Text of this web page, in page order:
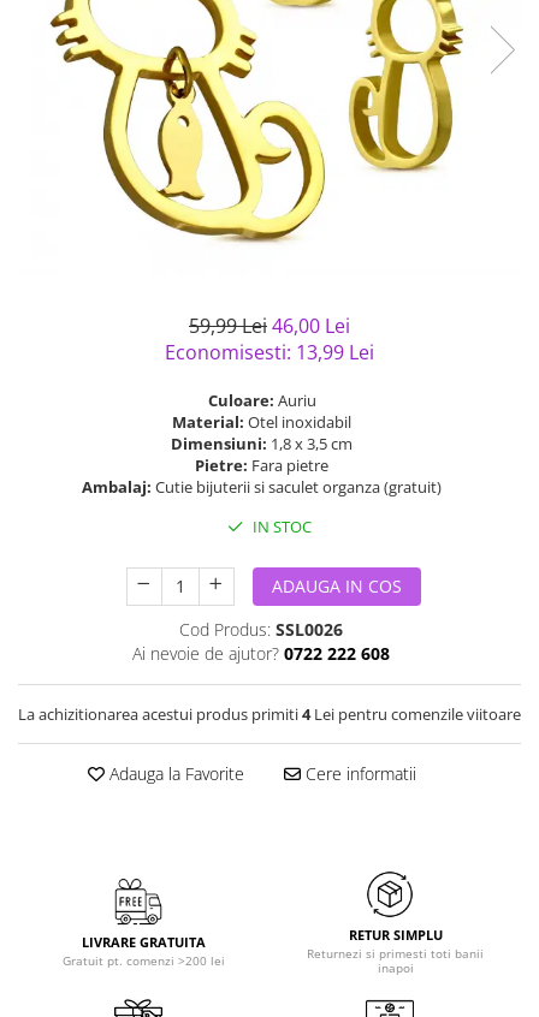
semipretioase
Bijuterii argint placat cu aur
Bijuterii argint cu diverse
Bijuterii argint cu murano
Bijuterii de Lux
Bijuterii gotice si rock
Bijuterii Handmade
Bijuterii fantezie
Casete si cutii de bijuterii
Bijuterii tungsten
Solutii si lavete de curatare
59,99 Lei46,00 Lei
Economisesti: 13,99 Lei
Culoare: Auriu
Material: Otel inoxidabil
Dimensiuni: 1,8 x 3,5 cm
Pietre: Fara pietre
Ambalaj: Cutie bijuterii si saculet organza (gratuit)
IN STOC
ADAUGA IN COS
Cod Produs: SSL0026
Ai nevoie de ajutor? 0722 222 608
La achizitionarea acestui produs primiti4Lei pentru comenzile viitoare
Adauga la Favorite Cere informatii
LIVRARE GRATUITA
Gratuit pt. comenzi >200 lei
RETUR SIMPLU
Returnezi si primesti toti banii
inapoi